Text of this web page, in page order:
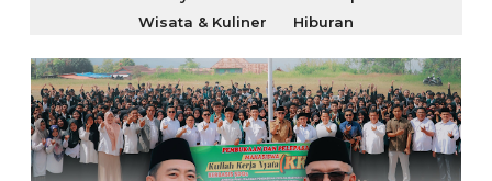
Wisata & Kuliner
Hiburan